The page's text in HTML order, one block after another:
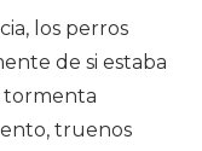
los perros
de si estaba
tormenta
truenos